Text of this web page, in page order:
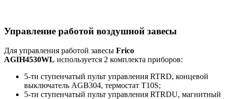
Управление работой воздушной завесы
Для управления работой завесы Frico
AGIH4530WL используется 2 комплекта приборов:
5-ти ступенчатый пульт управления RTRD, концевой
выключатель AGB304, термостат T10S;
5-ти ступенчатый пульт управления RTRDU, магнитный